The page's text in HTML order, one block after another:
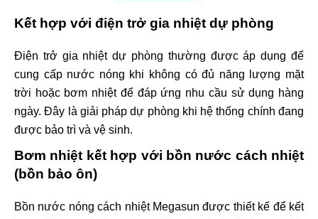
Kết hợp với điện trở gia nhiệt dự phòng
Điện trở gia nhiệt dự phòng thường được áp dụng để
cung cấp nước nóng khi không có đủ năng lượng mặt
trời hoặc bơm nhiệt để đáp ứng nhu cầu sử dụng hàng
ngày. Đây là giải pháp dự phòng khi hệ thống chính đang
được bảo trì và vệ sinh.
Bơm nhiệt kết hợp với bồn nước cách nhiệt
(bồn bảo ôn)
Bồn nước nóng cách nhiệt Megasun được thiết kế để kết